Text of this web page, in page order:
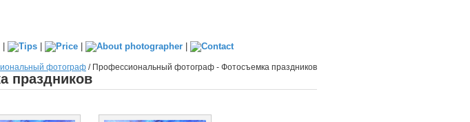
| | | |
фотограф / Профессиональный фотограф - Фотосъемка праздников
праздников